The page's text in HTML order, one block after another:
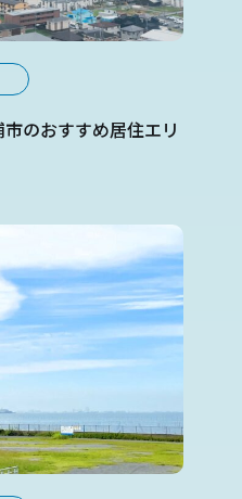
のおすすめ居住エリ